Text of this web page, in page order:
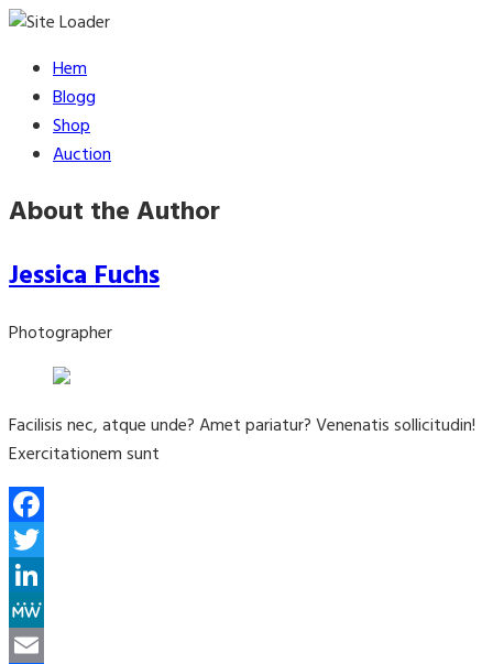
Skip
content
Hem
Blogg
Shop
Auction
About the Author
Jessica Fuchs
Photographer
Facilisis nec, atque unde? Amet pariatur? Venenatis sollicitudin!
Exercitationem sunt
Facebook
Twitter
LinkedIn
MeWe